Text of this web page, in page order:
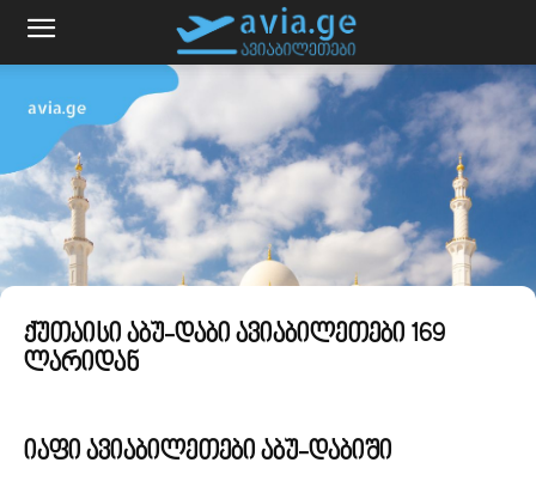
ქუთაისი აბუ-დაბი ავიაბილეთები 169
ლარიდან
იაფი ავიაბილეთები აბუ-დაბიში